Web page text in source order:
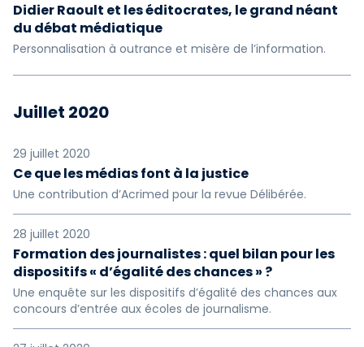
Didier Raoult et les éditocrates, le grand néant
du débat médiatique
Personnalisation à outrance et misère de l’information.
Juillet 2020
29 juillet 2020
Ce que les médias font à la justice
Une contribution d’Acrimed pour la revue Délibérée.
28 juillet 2020
Formation des journalistes : quel bilan pour les
dispositifs « d’égalité des chances » ?
Une enquête sur les dispositifs d’égalité des chances aux
concours d’entrée aux écoles de journalisme.